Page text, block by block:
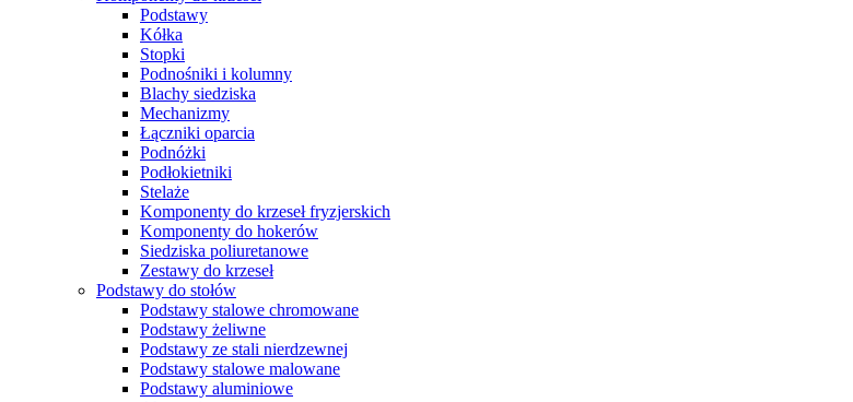
Podstawy
Kółka
Stopki
Podnośniki i kolumny
Blachy siedziska
Mechanizmy
Łączniki oparcia
Podnóżki
Podłokietniki
Stelaże
Komponenty do krzeseł fryzjerskich
Komponenty do hokerów
Siedziska poliuretanowe
Zestawy do krzeseł
Podstawy do stołów
Podstawy stalowe chromowane
Podstawy żeliwne
Podstawy ze stali nierdzewnej
Podstawy stalowe malowane
Podstawy aluminiowe